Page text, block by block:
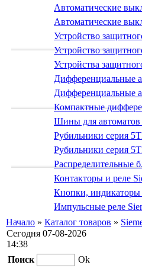
Автоматические
Автоматические
Устройство
Устройство
Устройства
Дифференциальные
Дифференциальные
Компактные
Шины для
Рубильники серия
Рубильники серия
Распределительные
Контакторы и реле
Кнопки, индикаторы
Импульсные реле
Начало » Каталог товаров »
Сегодня 07-08-2026
14:38
Поиск
Ok